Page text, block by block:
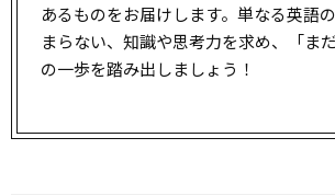
あるものをお届けします。単なる英語
まらない、知識や思考力を求め、「ま
の一歩を踏み出しましょう！